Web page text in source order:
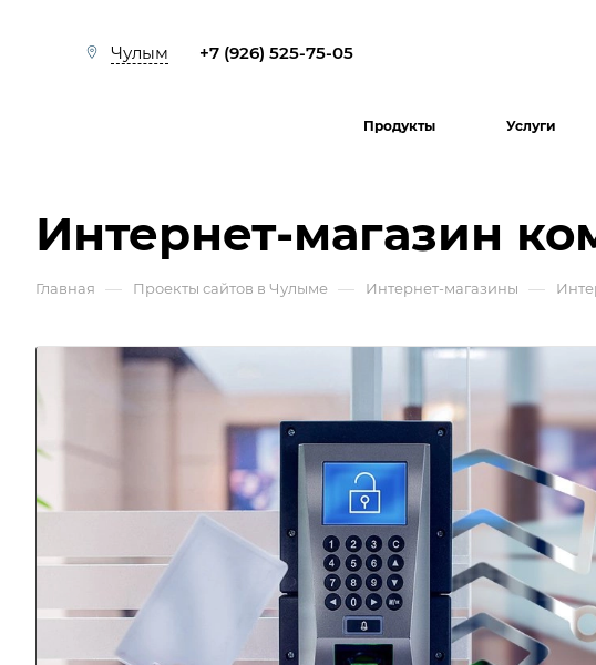
Чулым +7 (926) 525-75-05
Продукты Услуги
Интернет-магазин
Главная — Проекты сайтов в Чулыме — Интернет-магазины —